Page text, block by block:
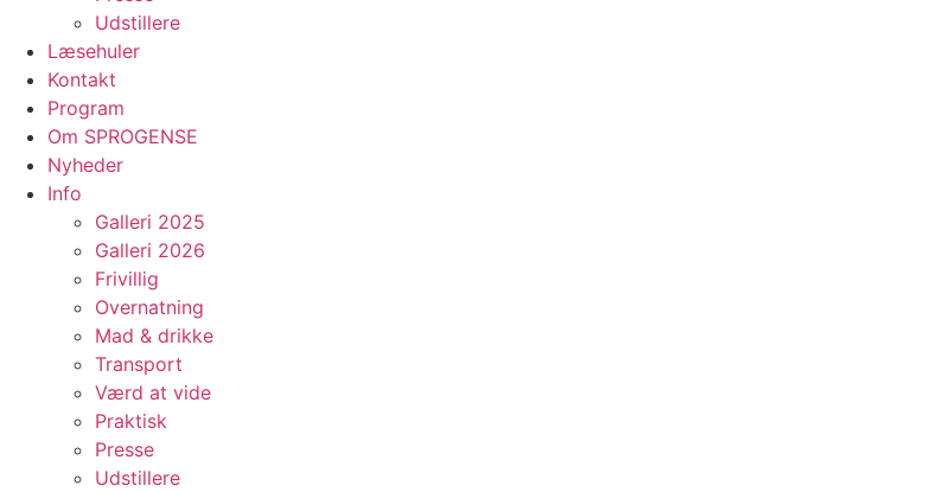
Udstillere
Læsehuler
Kontakt
Program
Om SPROGENSE
Nyheder
Info
Galleri 2025
Galleri 2026
Frivillig
Overnatning
Mad & drikke
Transport
Værd at vide
Praktisk
Presse
Udstillere